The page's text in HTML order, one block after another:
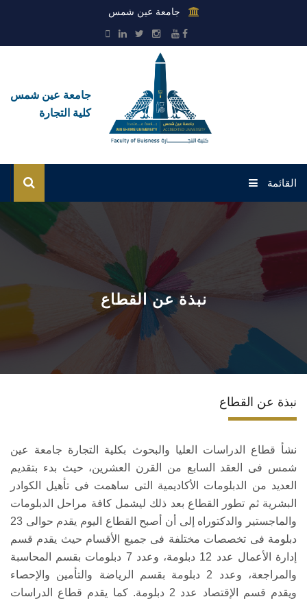
جامعة عين شمس
جامعة عين شمس
كلية التجارة
القائمة
رئيسية القطاع
عن القطاع
الإدارات
الخدمات
المراكز والوحدات
الاقتباسات العلمية
نبذة عن القطاع
نبذة عن القطاع
نشأ قطاع الدراسات العليا والبحوث بكلية التجارة جامعة عين
شمس فى العقد السابع من القرن العشرين، حيث بدء بتقديم
العديد من الدبلومات الأكاديمية التى ساهمت فى تأهيل الكوادر
البشرية ثم تطور القطاع بعد ذلك ليشمل كافة مراحل الدبلومات
والماجستير والدكتوراه إلى أن أصبح القطاع اليوم يقدم حوالى 23
دبلومة فى تخصصات مختلفة فى جميع الأقسام حيث يقدم قسم
إدارة الأعمال عدد 12 دبلومة، وعدد 7 دبلومات بقسم المحاسبة
والمراجعة، وعدد 2 دبلومة بقسم الرياضة والتأمين والإحصاء
ويقدم قسم الإقتصاد عدد 2 دبلومة. كما يقدم قطاع الدراسات